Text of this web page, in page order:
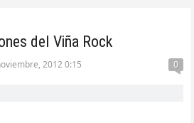
del Viña Rock
2012 0:15 0